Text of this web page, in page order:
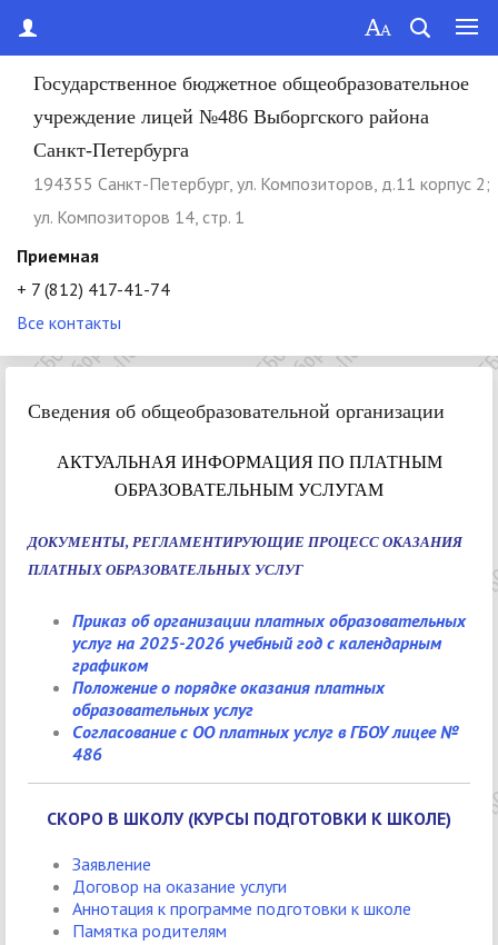
Государственное бюджетное общеобразовательное
учреждение лицей №486 Выборгского района
Санкт-Петербурга
194355 Cанкт-Петербург, ул. Композиторов, д.11 корпус 2;
ул. Композиторов 14, стр. 1
Приемная
+ 7 (812) 417-41-74
Все контакты
Сведения об общеобразовательной организации
АКТУАЛЬНАЯ ИНФОРМАЦИЯ ПО ПЛАТНЫМ
ОБРАЗОВАТЕЛЬНЫМ УСЛУГАМ
ДОКУМЕНТЫ, РЕГЛАМЕНТИРУЮЩИЕ ПРОЦЕСС ОКАЗАНИЯ
ПЛАТНЫХ ОБРАЗОВАТЕЛЬНЫХ УСЛУГ
Приказ об организации платных образовательных
услуг на 2025-2026 учебный год с календарным
графиком
Положение о порядке оказания платных
образовательных услуг
Согласование с ОО платных услуг в ГБОУ лицее №
486
СКОРО В ШКОЛУ (КУРСЫ ПОДГОТОВКИ К ШКОЛЕ)
Заявление
Договор на оказание услуги
Аннотация к программе подготовки к школе
Памятка родителям